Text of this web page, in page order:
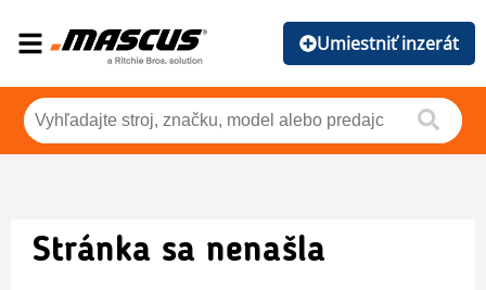
Umiestniť inzerát
Stránka sa nenašla